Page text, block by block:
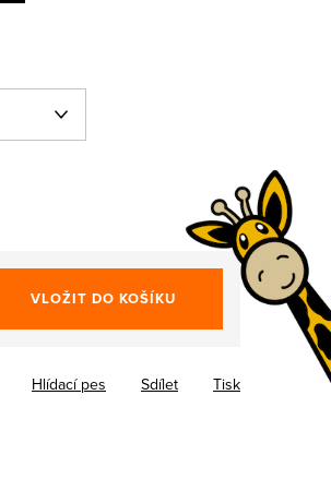
VLOŽIT DO KOŠÍKU
Tisk
Hlídací pes Sdílet